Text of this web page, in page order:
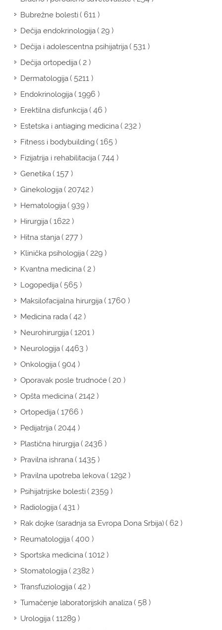
Bubrežne bolesti( 611 )
Dečija endokrinologija( 29 )
Dečija i adolescentna psihijatrija( 531 )
Dečija ortopedija( 2 )
Dermatologija( 5211 )
Endokrinologija( 1996 )
Erektilna disfunkcija( 46 )
Estetska i antiaging medicina( 232 )
Fitness i bodybuilding( 165 )
Fizijatrija i rehabilitacija( 744 )
Genetika( 157 )
Ginekologija( 20742 )
Hematologija( 939 )
Hirurgija( 1622 )
Hitna stanja( 277 )
Klinička psihologija( 229 )
Kvantna medicina( 2 )
Logopedija( 565 )
Maksilofacijalna hirurgija( 1760 )
Medicina rada( 42 )
Neurohirurgija( 1201 )
Neurologija( 4463 )
Onkologija( 904 )
Oporavak posle trudnoće( 20 )
Opšta medicina( 2142 )
Ortopedija( 1766 )
Pedijatrija( 2044 )
Plastična hirurgija( 2436 )
Pravilna ishrana( 1435 )
Pravilna upotreba lekova( 1292 )
Psihijatrijske bolesti( 2359 )
Radiologija( 431 )
Rak dojke (saradnja sa Evropa Dona Srbija)( 62 )
Reumatologija( 400 )
Sportska medicina( 1012 )
Stomatologija( 2382 )
Transfuziologija( 42 )
Tumačenje laboratorijskih analiza( 58 )
Urologija( 11289 )